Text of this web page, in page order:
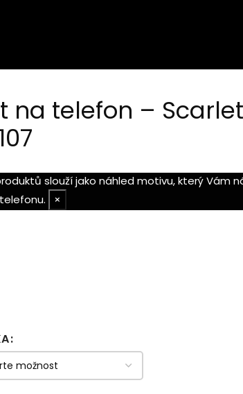
na telefon –
slouží jako náhled motivu, který Vám
×